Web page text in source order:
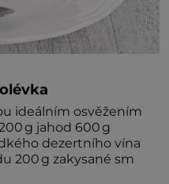
ideálním osvěžením
dezertního vína
200 g zakysané sm